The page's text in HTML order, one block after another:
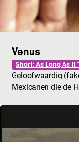
Venus
Short: As Long As It
Geloofwaardig
Mexicanen die de